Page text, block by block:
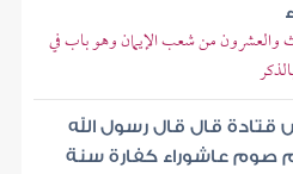
والعشرون من شعب الإيمان وهو باب في
قتادة قال قال رسول الله
صوم عاشوراء كفارة سنة